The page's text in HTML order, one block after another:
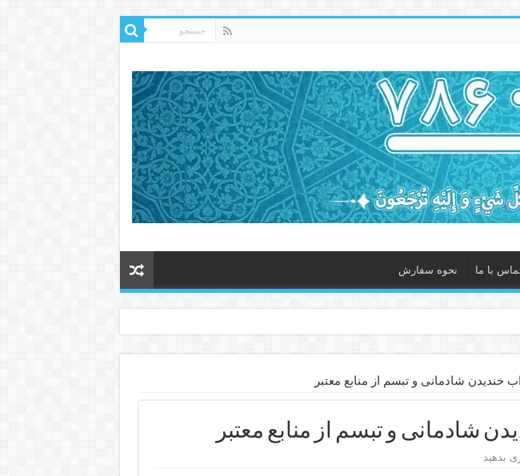
با ما نحوه سفارش
خندیدن شادمانی و تبسم از منابع معتبر
شادمانی و تبسم از منابع معتبر
بدهید